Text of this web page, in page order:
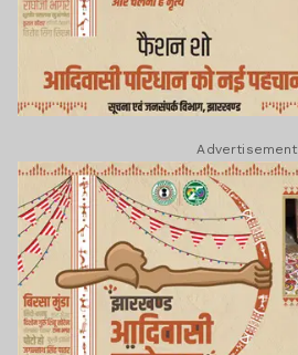
Advertisement